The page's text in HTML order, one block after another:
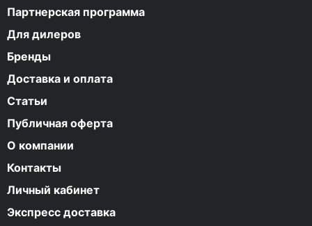
Партнерская программа
Для дилеров
Бренды
Доставка и оплата
Статьи
Публичная оферта
О компании
Контакты
Личный кабинет
Экспресс доставка